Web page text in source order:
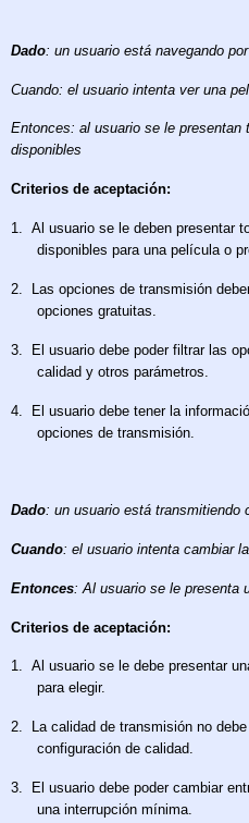
Dado: un usuario está navegando
Cuando: el usuario intenta ver una
Entonces: al usuario se le
disponibles
Criterios de aceptación:
1. Al usuario se le deben presentar
disponibles para una película o
2.
Las opciones de transmisión
opciones gratuitas.
3.
El usuario debe poder filtrar las
calidad y otros parámetros.
4.
El usuario debe tener la
opciones de transmisión.
Dado: un usuario está transmitiendo
Cuando: el usuario intenta cambiar
Entonces: Al usuario se le presenta
Criterios de aceptación:
1. Al usuario se le debe presentar
para elegir.
2.
La calidad de transmisión no
configuración de calidad.
3.
El usuario debe poder cambiar
una interrupción mínima.